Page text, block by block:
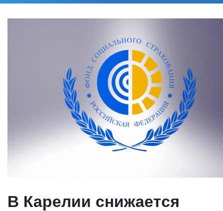
В Карелии снижается